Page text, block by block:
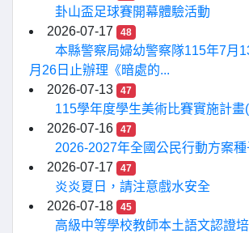
卦山盃足球賽開幕體驗活動
2026-07-17
48
本縣警察局婦幼警察隊115年7月
月26日止辦理《暗處的...
2026-07-13
47
115學年度學生美術比賽實施計畫
2026-07-16
47
2026-2027年全國公民行動方案
2026-07-17
47
炎炎夏日，請注意戲水安全
2026-07-18
45
高級中等學校教師本土語文認證